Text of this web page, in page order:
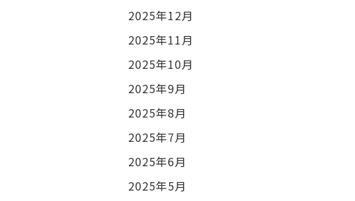
2025年12月
2025年11月
2025年10月
2025年9月
2025年8月
2025年7月
2025年6月
2025年5月